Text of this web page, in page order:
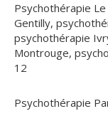
Psychothérapie
Gentilly,
psychothérapie
Montrouge,
12
Psychothérapie